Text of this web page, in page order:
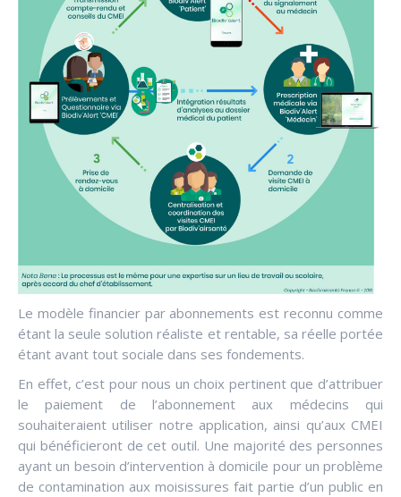
Le modèle financier par abonnements est reconnu comme
étant la seule solution réaliste et rentable, sa réelle portée
étant avant tout sociale dans ses fondements.
En effet, c’est pour nous un choix pertinent que d’attribuer
le paiement de l’abonnement aux médecins qui
souhaiteraient utiliser notre application, ainsi qu’aux CMEI
qui bénéficieront de cet outil. Une majorité des personnes
ayant un besoin d’intervention à domicile pour un problème
de contamination aux moisissures fait partie d’un public en